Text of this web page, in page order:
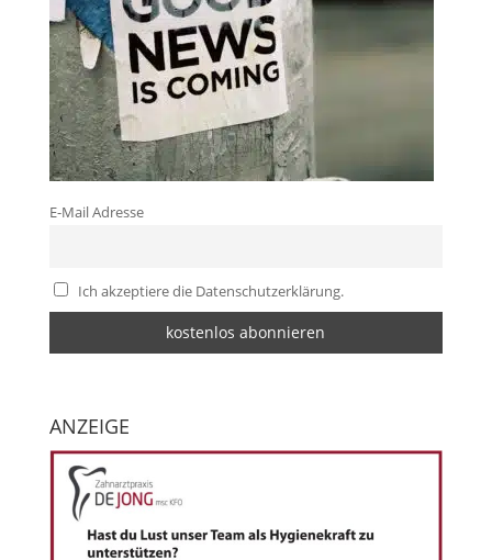
E-Mail Adresse
Ich akzeptiere die Datenschutzerklärung.
ANZEIGE